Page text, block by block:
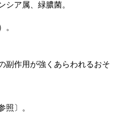
。
副作用が強くあらわれるおそ
ア属、緑膿菌。
〕。